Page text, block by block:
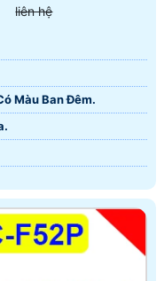
liên hệ
Màu Ban Ðêm.